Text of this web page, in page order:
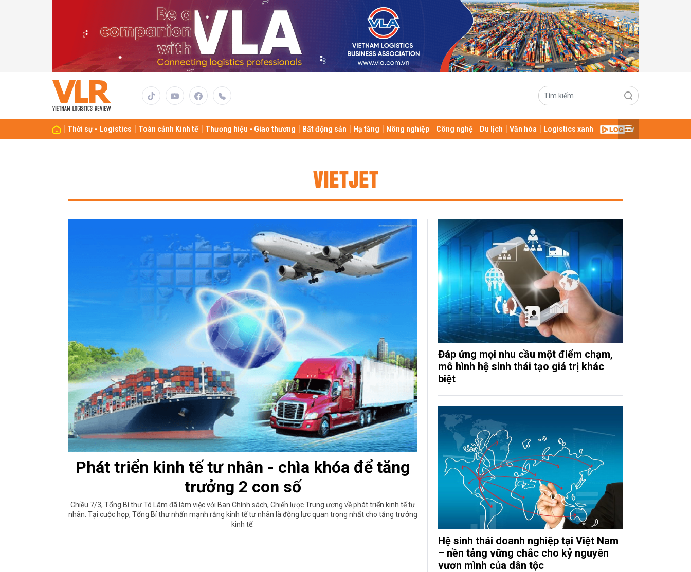
Thời sự - Logistics Toàn cảnh Kinh tế Thương hiệu - Giao thương Bất động sản Hạ tầng Nông nghiệp Công nghệ Du lịch Văn hóa Logistics xanh
VIETJET
Phát triển kinh tế tư nhân - chìa khóa để tăng
trưởng 2 con số
Chiều 7/3, Tổng Bí thư Tô Lâm đã làm việc với Ban Chính sách, Chiến lược Trung ương về phát triển kinh tế tư
nhân. Tại cuộc họp, Tổng Bí thư nhấn mạnh rằng kinh tế tư nhân là động lực quan trọng nhất cho tăng trưởng
kinh tế.
Đáp ứng mọi nhu cầu một điểm chạm,
mô hình hệ sinh thái tạo giá trị khác
biệt
Hệ sinh thái doanh nghiệp tại Việt Nam
– nền tảng vững chắc cho kỷ nguyên
vươn mình của dân tộc